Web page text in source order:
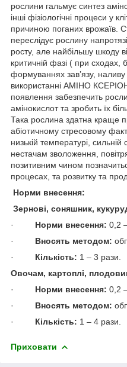
рослини гальмує синтез
інші фізіологічні процеси у
причиною поганих врожаїв.
переслідує рослину
росту, але найбільшу шкоду
критичній фазі ( при сходах,
формуваннях зав’язу,
використанні АМІНО
появлення забезпечить
амінокислот та зробить їх
Така рослина здатна краще
абіотичному стресовому
низькій температурі, сильній
нестачам зволоження,
позитивним чином
процесах, та розвитку та
Норми внесення:
Зернові, соняшник,
· Норми внесення: 0,2
· Вносять методом:
· Кількість: 1 – 3 рази.
Овочам, картоплі,
· Норми внесення: 0,2
· Вносять методом:
· Кількість: 1 – 4 рази.
Приховати